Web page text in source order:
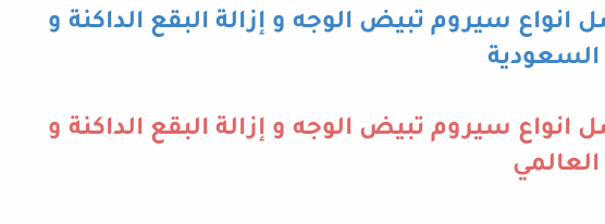
انواع سيروم تبيض الوجه و إزالة البقع الداكنة و
السعودية
انواع سيروم تبيض الوجه و إزالة البقع الداكنة و
العالمي